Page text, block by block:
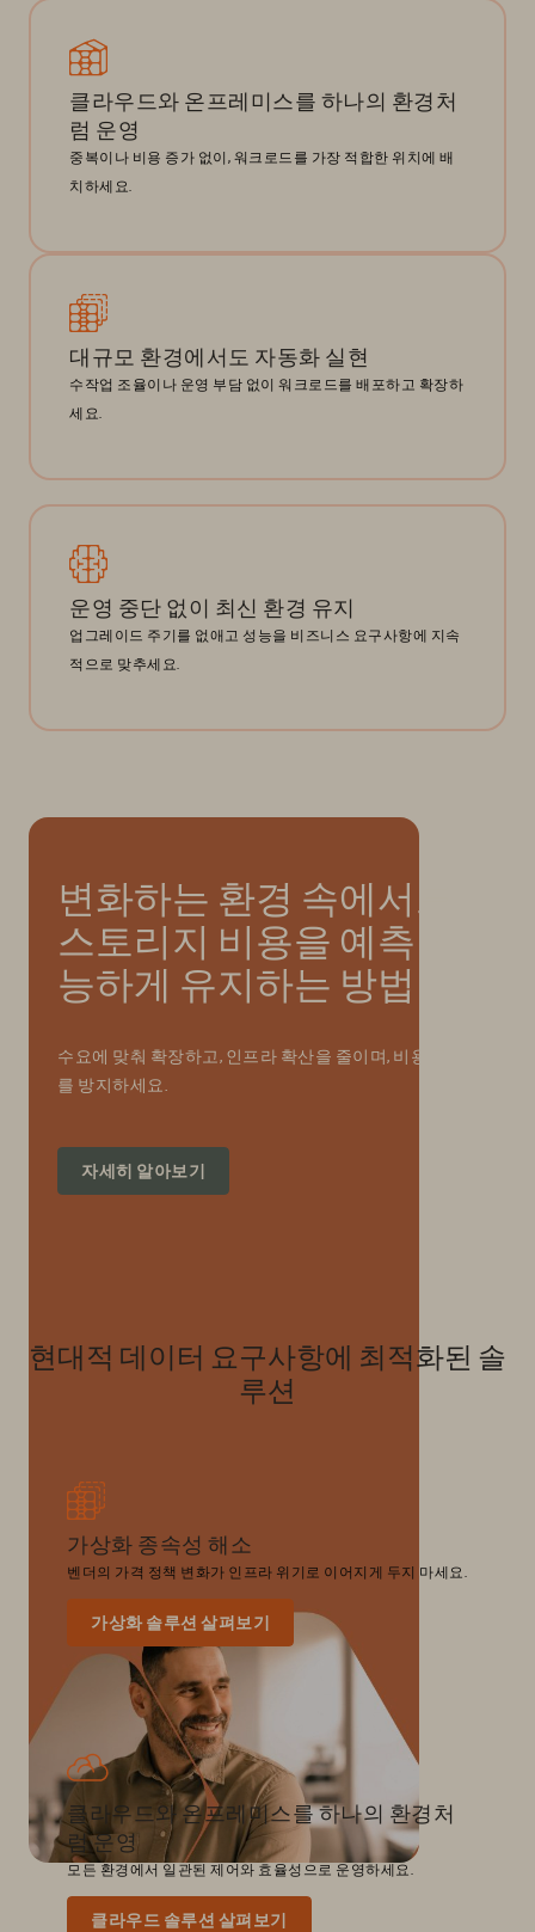
클라우드와 온프레미스를 하나의 환경처
럼 운영
중복이나 비용 증가 없이, 워크로드를 가장 적합한 위치에 배
치하세요.
대규모 환경에서도 자동화 실현
수작업 조율이나 운영 부담 없이 워크로드를 배포하고 확장하
세요.
운영 중단 없이 최신 환경 유지
업그레이드 주기를 없애고 성능을 비즈니스 요구사항에 지속
적으로 맞추세요.
변화하는 환경 속에서도
스토리지 비용을 예측 가
능하게 유지하는 방법
수요에 맞춰 확장하고, 인프라 확산을 줄이며, 비용 증가
를 방지하세요.
자세히 알아보기
현대적 데이터 요구사항에 최적화된 솔
루션
가상화 종속성 해소
벤더의 가격 정책 변화가 인프라 위기로 이어지게 두지 마세요.
가상화 솔루션 살펴보기
클라우드와 온프레미스를 하나의 환경처
럼 운영
모든 환경에서 일관된 제어와 효율성으로 운영하세요.
클라우드 솔루션 살펴보기